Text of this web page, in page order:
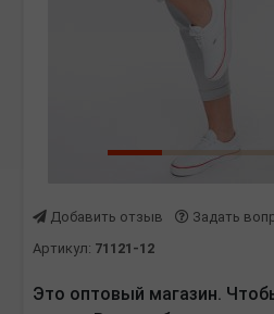
Добавить отзыв
Задать
Артикул: 71121-12
Это оптовый магазин.